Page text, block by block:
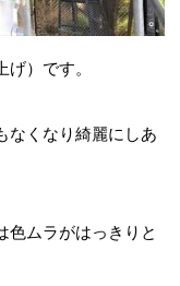
）です。
なくなり綺麗にしあ
色ムラがはっきりと